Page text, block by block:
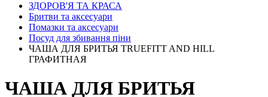
ЗДОРОВ'Я ТА КРАСА
Бритви та аксесуари
Помазки та аксесуари
Посуд для збивання піни
ЧАША ДЛЯ БРИТЬЯ TRUEFIТT AND HILL
ГРАФИТНАЯ
ЧАША ДЛЯ БРИТЬЯ